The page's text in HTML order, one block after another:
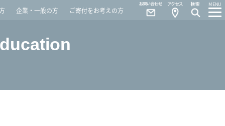
企業・一般の方 ご寄付をお考えの方
MENU
Access
Contact